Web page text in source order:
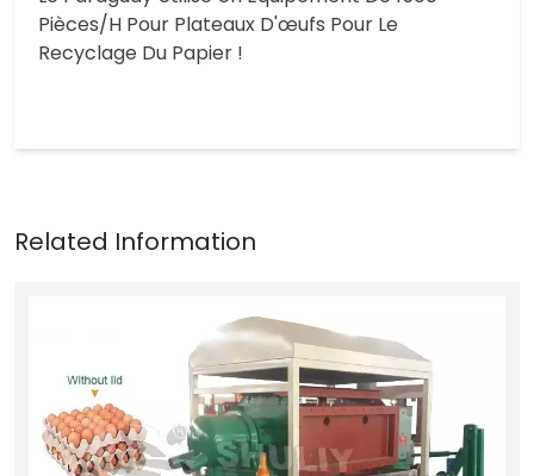
Pièces/h Pour Plateaux D'œufs Pour Le
Recyclage Du Papier !